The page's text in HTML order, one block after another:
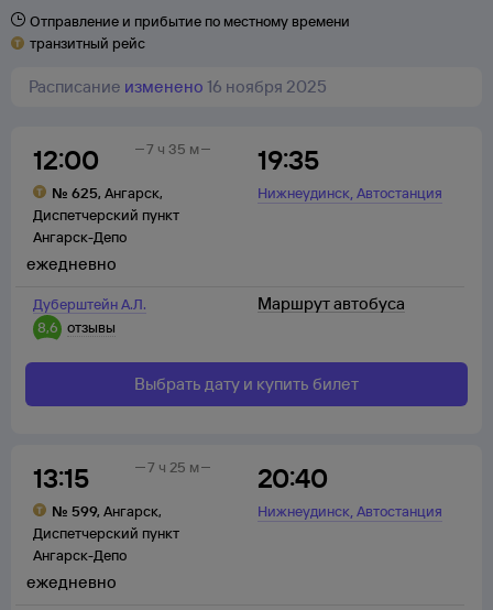
Отправление и прибытие по местному времени
транзитный рейс
Расписание изменено 16 ноября 2025
12:00
№ 625, Ангарск,
Диспетчерский пункт
Ангарск-Депо
19:35
Нижнеудинск,Автостанция
7 ч 35 м
Дуберштейн А.Л.
8,6 отзывы
ежедневно
Маршрут автобуса
Выбрать дату и купить билет
13:15
№ 599, Ангарск,
Диспетчерский пункт
Ангарск-Депо
20:40
Нижнеудинск,Автостанция
7 ч 25 м
ежедневно